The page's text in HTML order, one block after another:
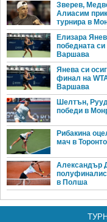
Зверев,
Алиасим
турнира в
Елизара
победната
Варшава
Янева си
финал на
Варшава
Шелтън,
победи в
Рибакина
мач в Торонто
Александър
в Полша